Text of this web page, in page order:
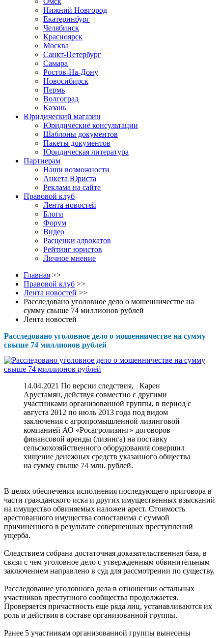
Нижний Новгород
Екатеринбург
Челябинск
Красноярск
Москва
Санкт-Петербург
Самара
Ростов-На-Дону
Новосибирск
Пермь
Волгоград
Казань
Юридический магазин
Юридические консультации
Шаблоны документов
Пакеты документов
Юридическая литература
Партнерам
Наши возможности
Анкета Юриста
Реклама на сайте
Правовой клуб
Лента новостей
Блоги
Форум
Видео
Расценки адвокатов
Рейтинг юристов
Личное мнение
Главная >>
Правовой клуб >>
Лента новостей >>
Расследовано уголовное дело о мошенничестве на
сумму свыше 74 миллионов рублей
Лента новостей
Расследовано уголовное дело о мошенничестве на сумму
свыше 74 миллионов рублей
14.04.2021 По версии следствия, Карен
Арустамян, действуя совместно с другими
участниками организованной группы, в период с
августа 2012 по июль 2013 года под видом
заключения с агропромышленной лизинговой
компанией АО «Росагролизинг» договоров
финансовой аренды (лизинга) на поставку
сельскохозяйственного оборудования совершил
хищение денежных средств указанного общества
на сумму свыше 74 млн. рублей.
В целях обеспечения исполнения последующего приговора в
части гражданского иска и других имущественных взысканий
на имущество обвиняемых наложен арест. Стоимость
арестованного имущества сопоставима с суммой
причиненного в результате совершенных преступлений
ущерба.
Следствием собрана достаточная доказательственная база, в
связи с чем уголовное дело с утвержденным обвинительным
заключением направлено в суд для рассмотрении по существу.
Расследование уголовного дела в отношении остальных
участников преступного сообщества продолжается.
Проверяется причастность еще ряда лиц, устанавливаются их
роль и действия в составе организованной группы.
Ранее 5 участникам организованной группы вынесены